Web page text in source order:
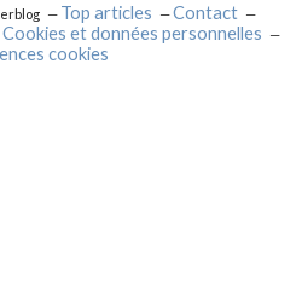
Top articles
Contact
Cookies et données personnelles
cookies